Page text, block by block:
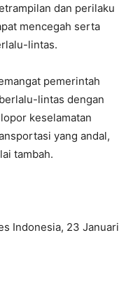
dan perilaku
mencegah serta
lintas.
pemerintah
lintas dengan
keselamatan
yang andal,
tambah.
Indonesia, 23 Januari